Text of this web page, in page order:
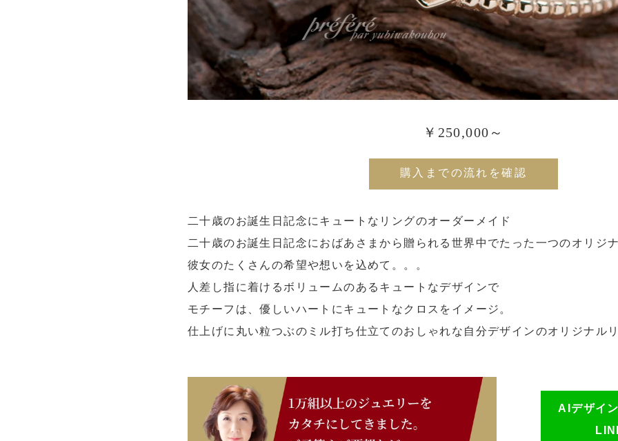
￥250,000～
購入までの流れを確認
二十歳のお誕生日記念にキュートなリングのオーダーメイド
二十歳のお誕生日記念におばあさまから贈られる世界中でたった一つのオリジ
彼女のたくさんの希望や想いを込めて。。。
人差し指に着けるボリュームのあるキュートなデザインで
モチーフは、優しいハートにキュートなクロスをイメージ。
仕上げに丸い粒つぶのミル打ち仕立てのおしゃれな自分デザインのオリジナル
AIデザイ